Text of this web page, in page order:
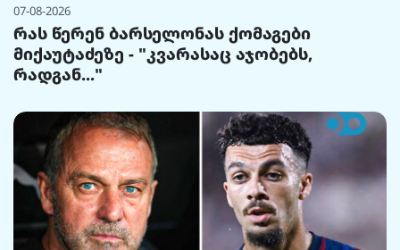
07-08-2026
რას წერენ ბარსელონას ქომაგები
მიქაუტაძეზე - "კვარასაც აჯობებს,
რადგან..."